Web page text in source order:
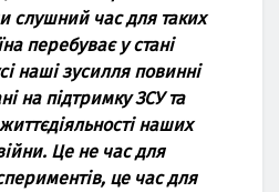
слушний час для таких
перебуває у стані
наші зусилля повинні
на підтримку ЗСУ та
наших
Це не час для
це час для